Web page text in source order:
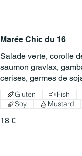
Marée Chic du 16
Salade verte, corolle
saumon gravlax,
cerises, germes de
18 €
Gluten Fish
Soy
Mustard